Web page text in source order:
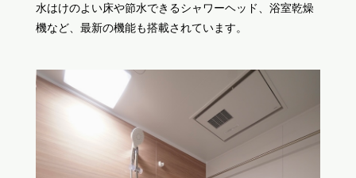
水はけのよい床や節水できるシャワーヘッド、浴室乾燥
機など、最新の機能も搭載されています。